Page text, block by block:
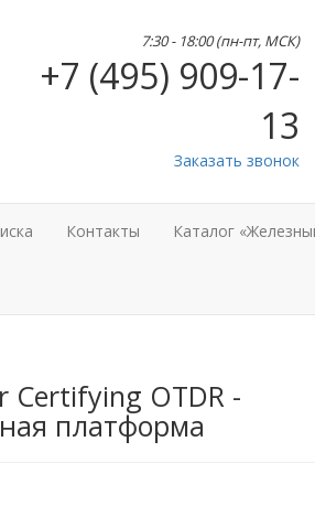
7:30 - 18:00 (пн-пт, МСК)
+7 (495) 909-17-
13
Заказать звонок
Контакты Каталог
Certifying OTDR -
платформа